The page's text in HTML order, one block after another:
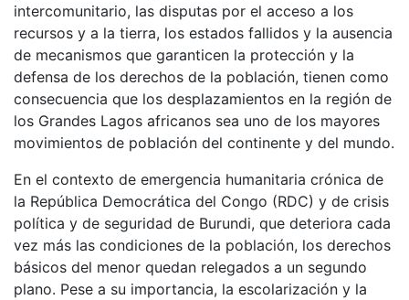
intercomunitario, las disputas por el acceso a los
recursos y a la tierra, los estados fallidos y la ausencia
de mecanismos que garanticen la protección y la
defensa de los derechos de la población, tienen como
consecuencia que los desplazamientos en la región de
los Grandes Lagos africanos sea uno de los mayores
movimientos de población del continente y del mundo.
En el contexto de emergencia humanitaria crónica de
la República Democrática del Congo (RDC) y de crisis
política y de seguridad de Burundi, que deteriora cada
vez más las condiciones de la población, los derechos
básicos del menor quedan relegados a un segundo
plano. Pese a su importancia, la escolarización y la